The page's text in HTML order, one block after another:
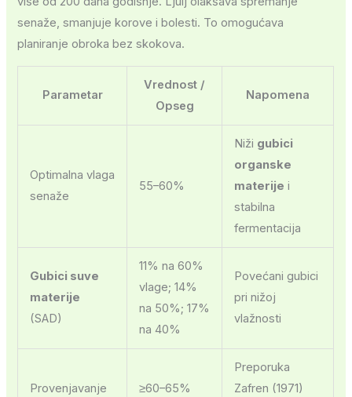
senaže, smanjuje korove i bolesti. To omogućava
planiranje obroka bez skokova.
Parametar
Vrednost /
Opseg
Napomena
Optimalna vlaga
senaže
55–60%
Niži gubici
organske
materije i
stabilna
fermentacija
Gubici suve
materije
(SAD)
11% na 60%
vlage; 14%
na 50%; 17%
na 40%
Povećani gubici
pri nižoj
vlažnosti
Provenjavanje
≥60–65%
Preporuka
Zafren (1971)